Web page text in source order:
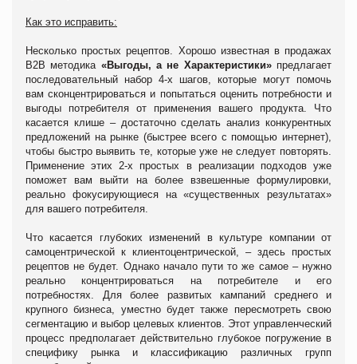
Как это исправить:
Несколько простых рецептов. Хорошо известная в продажах
В2В методика «Выгоды, а не Характеристики»предлагает
последовательный набор 4-х шагов, которые могут помочь
вам сконцентрироваться и попытаться оценить потребности и
выгоды потребителя от применения вашего продукта. Что
касается клише – достаточно сделать анализ конкурентных
предложений на рынке (быстрее всего с помощью интернет),
чтобы быстро выявить те, которые уже не следует повторять.
Применение этих 2-х простых в реализации подходов уже
поможет вам выйти на более взвешенные формулировки,
реально фокусирующиеся на «существенных результатах»
для вашего потребителя.
Что касается глубоких изменений в культуре компании от
самоцентрической к клиентоцентрической, – здесь простых
рецептов не будет. Однако начало пути то же самое – нужно
реально концентрироваться на потребителе и его
потребностях. Для более развитых кампаний среднего и
крупного бизнеса, уместно будет также пересмотреть свою
сегментацию и выбор целевых клиентов. Этот управленческий
процесс предполагает действительно глубокое погружение в
специфику рынка и классификацию различных групп